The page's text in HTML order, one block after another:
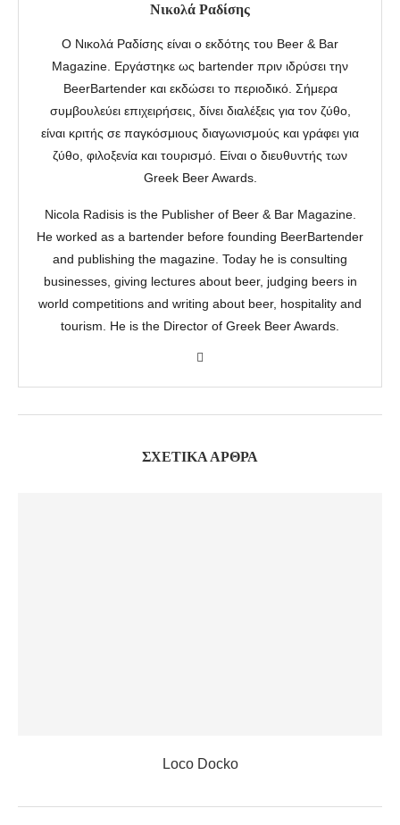
Νικολά Ραδίσης
Ο Νικολά Ραδίσης είναι ο εκδότης του Beer & Bar
Magazine. Εργάστηκε ως bartender πριν ιδρύσει την
BeerBartender και εκδώσει το περιοδικό. Σήμερα
συμβουλεύει επιχειρήσεις, δίνει διαλέξεις για τον ζύθο,
είναι κριτής σε παγκόσμιους διαγωνισμούς και γράφει για
ζύθο, φιλοξενία και τουρισμό. Είναι ο διευθυντής των
Greek Beer Awards.
Nicola Radisis is the Publisher of Beer & Bar Magazine.
He worked as a bartender before founding BeerBartender
and publishing the magazine. Today he is consulting
businesses, giving lectures about beer, judging beers in
world competitions and writing about beer, hospitality and
tourism. He is the Director of Greek Beer Awards.
ΣΧΕΤΙΚΆ ΆΡΘΡΑ
Loco Docko